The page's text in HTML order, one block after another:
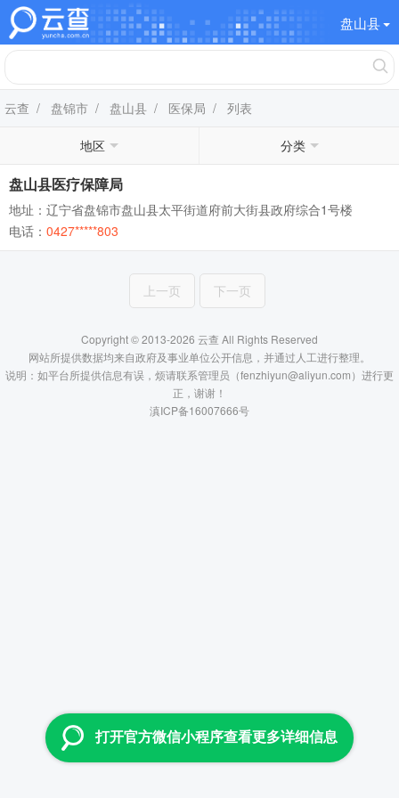
盘山县
云查 / 盘锦市 / 盘山县 / 医保局 / 列表
地区 分类
盘山县医疗保障局
地址：辽宁省盘锦市盘山县太平街道府前大街县政府综合1号楼
电话： 0427*****803
上一页 下一页
Copyright © 2013-2026 云查 All Rights Reserved
网站所提供数据均来自政府及事业单位公开信息，并通过人工进行整理。
说明：如平台所提供信息有误，烦请联系管理员（fenzhiyun@aliyun.com）进行更
正，谢谢！
滇ICP备16007666号
打开官方微信小程序查看更多详细信息